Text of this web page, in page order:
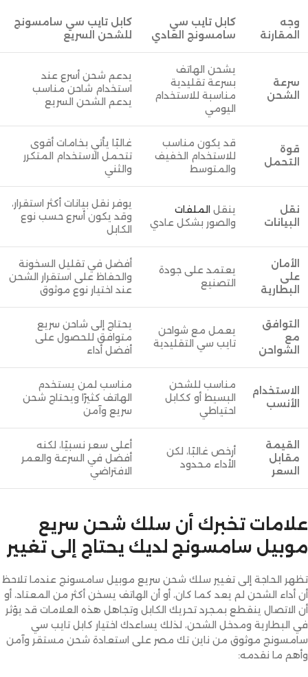
وجه
المقارنة
كابل تايب سي
سامسونج العادي
كابل تايب سي سامسونج
للشحن السريع
سرعة
الشحن
يشحن الهاتف
بسرعة تقليدية
مناسبة للاستخدام
اليومي
يدعم شحن أسرع عند
استخدام شاحن مناسب
يدعم الشحن السريع
قوة
التحمل
قد يكون مناسب
للاستخدام الخفيف
والمتوسط
غالبًا يأتي بخامات أقوى
تتحمل الاستخدام المتكرر
والثني
نقل
البيانات
ينقل الملفات
والصور بشكل عادي
يوفر نقل بيانات أكثر استقرار،
وقد يكون أسرع حسب نوع
الكابل
الأمان
على
البطارية
يعتمد على جودة
التصنيع
أفضل في تقليل السخونة
والحفاظ على استقرار الشحن
عند اختيار نوع موثوق
التوافق
مع
الشواحن
يعمل مع شواحن
تايب سي التقليدية
يحتاج إلى شاحن سريع
متوافق للحصول على
أفضل أداء
الاستخدام
الأنسب
مناسب للشحن
البسيط أو ككابل
احتياطي
مناسب لمن يستخدم
الهاتف كثيرًا ويحتاج شحن
سريع وآمن
القيمة
مقابل
السعر
أرخص غالبًا، لكن
الأداء محدود
أعلى سعر نسبيًا، لكنه
أفضل في السرعة والعمر
الافتراضي
علامات تخبرك أن سلك شحن سريع
موبيل سامسونج لديك يحتاج إلى تغيير
تظهر الحاجة إلى تغيير سلك شحن سريع موبيل سامسونج عندما تلاحظ
أن أداء الشحن لم يعد كما كان، أو أن الهاتف يسخن أكثر من المعتاد، أو
أن الاتصال ينقطع بمجرد تحريك الكابل وتجاهل هذه العلامات قد يؤثر
في البطارية ومدخل الشحن، لذلك يساعدك اختيار كابل تايب سي
سامسونج موثوق من ناين تك مصر على استعادة شحن مستقر وآمن
وأهم ما نقدمه: